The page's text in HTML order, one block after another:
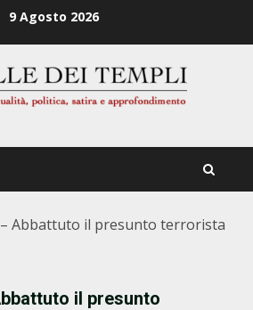
9 Agosto 2026
Abbattuto il presunto terrorista
il presunto